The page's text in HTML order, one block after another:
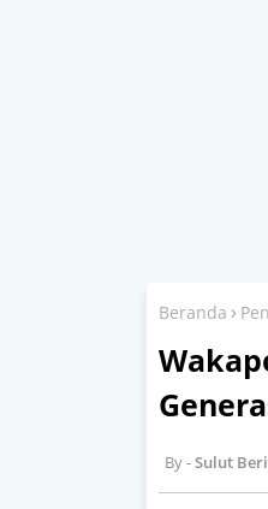
Beranda
Sulut